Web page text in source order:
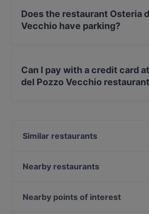
Does the restaurant Osteria
Vecchio have parking?
Can I pay with a credit card
del Pozzo Vecchio
Similar restaurants
Tenuta Manca
Estia Restaurant
Nearby restaurants
Osteria della Divina Provvidenza
Nearby points of interest